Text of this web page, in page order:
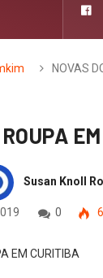
NOVAS
Susan Knoll
0